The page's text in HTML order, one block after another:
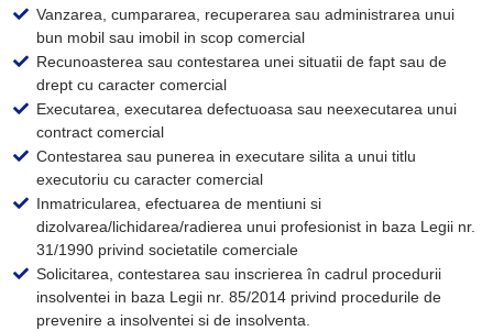
Vanzarea, cumpararea, recuperarea sau administrarea unui
bun mobil sau imobil in scop comercial
Recunoasterea sau contestarea unei situatii de fapt sau de
drept cu caracter comercial
Executarea, executarea defectuoasa sau neexecutarea unui
contract comercial
Contestarea sau punerea in executare silita a unui titlu
executoriu cu caracter comercial
Inmatricularea, efectuarea de mentiuni si
dizolvarea/lichidarea/radierea unui profesionist in baza Legii nr.
31/1990 privind societatile comerciale
Solicitarea, contestarea sau inscrierea în cadrul procedurii
insolventei in baza Legii nr. 85/2014 privind procedurile de
prevenire a insolventei si de insolventa.